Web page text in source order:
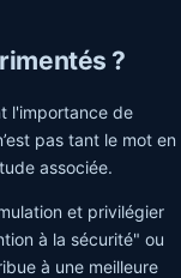
?
l'importance de
pas tant le mot en
associée.
et privilégier
à la sécurité" ou
à une meilleure